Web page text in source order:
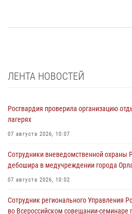
ЛЕНТА НОВОСТЕЙ
Росгвардия проверила организацию
лагерях
07 августа 2026, 10:07
Сотрудники вневедомственной охраны
дебошира в медучреждении города
07 августа 2026, 10:02
Сотрудник регионального Управления
во Всероссийском совещании-семинаре